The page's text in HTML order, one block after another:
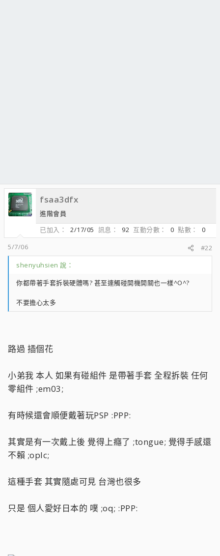
fsaa3dfx
進階會員
已加入
2/17/05 訊息 92 互動分數 0 點數
0
5/7/06
#22
shenyuhsien 說：
你都帶著手套拆裝硬體嗎? 甚至連觸碰開機開關也一樣^O^?
不要擔心太多
路過 插個花
小弟我 本人 如果有碰組件 是帶著手套 全程拆裝 任何
零組件 ;em03;
有時候還會順便戴著玩PSP :PPP:
其實是有一次戴上後 覺得上癮了 ;tongue; 覺得手感還
不賴 ;oplc;
這種手套 其實隨處可見 台灣也很多
只是 個人愛好日本的 噗 ;oq; :PPP: